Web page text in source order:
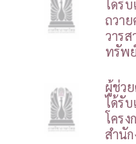
ได้รั
ถวา
วาร
ทรัพ
ผู้ช่ว
ได้รั
โคร
สำนั